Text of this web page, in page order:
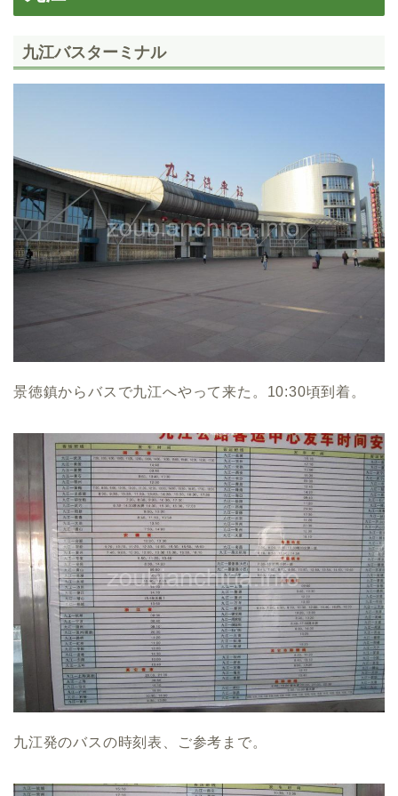
九江バスターミナル
景徳鎮からバスで九江へやって来た。10:30頃到着。
九江発のバスの時刻表、ご参考まで。